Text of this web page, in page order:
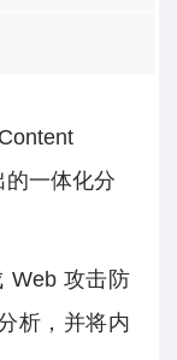
的一体化分
Web 攻击防
析，并将内